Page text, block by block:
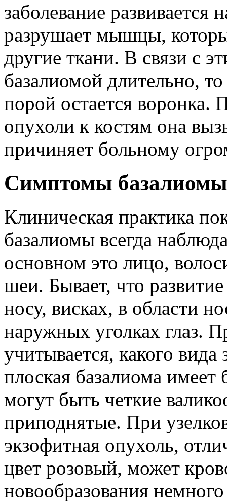
заболевание
разрушает мышцы,
другие ткани. В связи с
базалиомой длительно,
порой остается воронка.
опухоли к костям она
причиняет больному
Симптомы базалиомы
Клиническая практика
базалиомы всегда
основном это лицо,
шеи. Бывает, что
носу, висках, в области
наружных уголках глаз.
учитывается, какого
плоская базалиома
могут быть четкие
приподнятые. При
экзофитная опухоль,
цвет розовый, может
новообразования